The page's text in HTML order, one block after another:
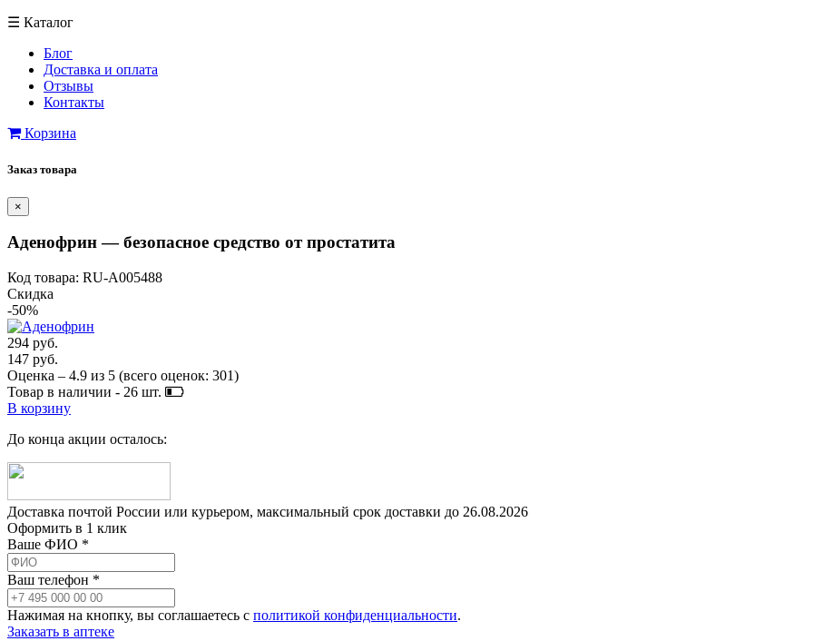
☰ Каталог
Блог
Доставка и оплата
Отзывы
Контакты
Корзина
Заказ товара
×
Аденофрин — безопасное средство от простатита
Код товара: RU-A005488
Скидка
-50%
294 руб.
147 руб.
Оценка – 4.9 из 5 (всего оценок: 301)
Товар в наличии - 26 шт.
В корзину
До конца акции осталось:
Доставка почтой России или курьером, максимальный срок доставки до 26.08.2026
Оформить в 1 клик
Ваше ФИО *
Ваш телефон *
Нажимая на кнопку, вы соглашаетесь с политикой конфиденциальности.
Заказать в аптеке